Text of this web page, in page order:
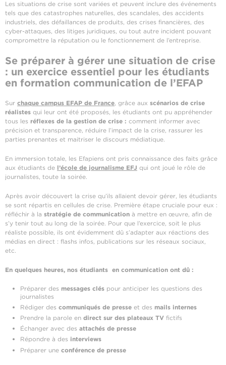
Les situations de crise sont variées et peuvent inclure des événements
tels que des catastrophes naturelles, des scandales, des accidents
industriels, des défaillances de produits, des crises financières, des
cyber-attaques, des litiges juridiques, ou tout autre incident pouvant
compromettre la réputation ou le fonctionnement de l’entreprise.
Se préparer à gérer une situation de crise
: un exercice essentiel pour les étudiants
en formation communication de l’EFAP
Sur chaque campus EFAP de France, grâce aux scénarios de crise
réalistes qui leur ont été proposés, les étudiants ont pu appréhender
tous les réflexes de la gestion de crise : comment informer avec
précision et transparence, réduire l’impact de la crise, rassurer les
parties prenantes et maitriser le discours médiatique.
En immersion totale, les Efapiens ont pris connaissance des faits grâce
aux étudiants de l’école de journalisme EFJ qui ont joué le rôle de
journalistes, toute la soirée.
Après avoir découvert la crise qu’ils allaient devoir gérer, les étudiants
se sont répartis en cellules de crise. Première étape cruciale pour eux :
réfléchir à la stratégie de communication à mettre en œuvre, afin de
s’y tenir tout au long de la soirée. Pour que l’exercice, soit le plus
réaliste possible, ils ont évidemment dû s’adapter aux réactions des
médias en direct : flashs infos, publications sur les réseaux sociaux,
etc.
En quelques heures, nos étudiants en communication ont dû :
Préparer des messages clés pour anticiper les questions des
journalistes
Rédiger des communiqués de presse et des mails internes
Prendre la parole en direct sur des plateaux TV fictifs
Échanger avec des attachés de presse
Répondre à des interviews
Préparer une conférence de presse